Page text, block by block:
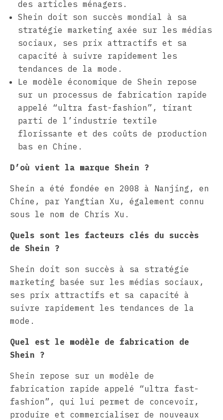
des articles ménagers.
Shein doit son succès mondial à sa
stratégie marketing axée sur les médias
sociaux, ses prix attractifs et sa
capacité à suivre rapidement les
tendances de la mode.
Le modèle économique de Shein repose
sur un processus de fabrication rapide
appelé “ultra fast-fashion”, tirant
parti de l’industrie textile
florissante et des coûts de production
bas en Chine.
D’où vient la marque Shein ?
Shein a été fondée en 2008 à Nanjing, en
Chine, par Yangtian Xu, également connu
sous le nom de Chris Xu.
Quels sont les facteurs clés du succès
de Shein ?
Shein doit son succès à sa stratégie
marketing basée sur les médias sociaux,
ses prix attractifs et sa capacité à
suivre rapidement les tendances de la
mode.
Quel est le modèle de fabrication de
Shein ?
Shein repose sur un modèle de
fabrication rapide appelé “ultra fast-
fashion”, qui lui permet de concevoir,
produire et commercialiser de nouveaux